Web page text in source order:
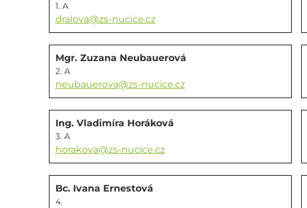
1. A
dralova@zs-nucice.cz
Mgr. Zuzana Neubauerová
2. A
neubauerova@zs-nucice.cz
Ing. Vladimíra Horáková
3. A
horakova@zs-nucice.cz
Bc. Ivana Ernestová
4.